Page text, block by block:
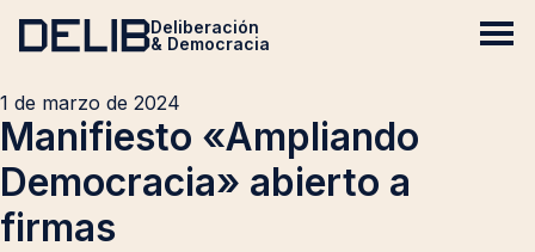
Deliberación
& Democracia
1 de marzo de 2024
Manifiesto «Ampliando
Democracia» abierto a
firmas